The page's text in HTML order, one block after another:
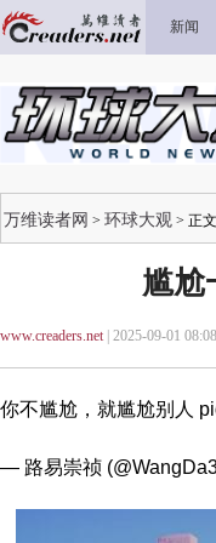
新闻
万维读者网 > 环球大观 > 正文
尴尬
www.creaders.net| 2025-09-01
你不尴尬，就尴尬别人
— 路易崇祯